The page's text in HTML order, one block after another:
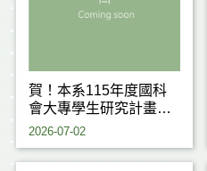
賀！本系115年度國科
會大專學生研究計畫通
過6件！
2026-07-02